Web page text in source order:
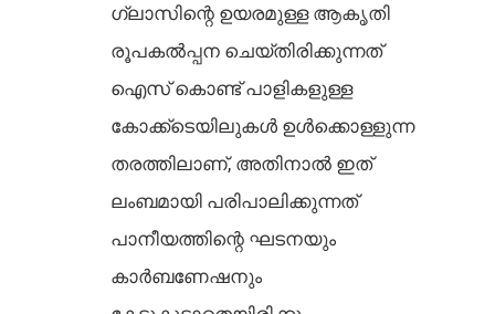
ഗ്ലാസിന്റെ ഉയരമുള്ള ആകൃതി
രൂപകൽപ്പന ചെയ്തിരിക്കുന്നത്
ഐസ് കൊണ്ട് പാളികളുള്ള
കോക്ക്ടെയിലുകൾ ഉൾക്കൊള്ളുന്ന
തരത്തിലാണ്, അതിനാൽ ഇത്
ലംബമായി പരിപാലിക്കുന്നത്
പാനീയത്തിന്റെ ഘടനയും
കാർബണേഷനും